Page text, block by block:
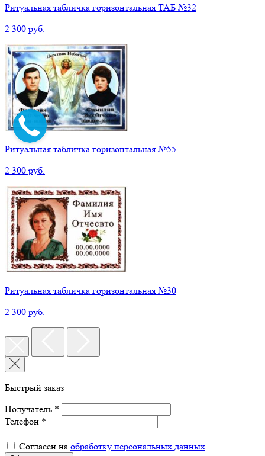
Ритуальная табличка горизонтальная ТАБ №32
2 300 руб.
Ритуальная табличка горизонтальная №55
2 300 руб.
Ритуальная табличка горизонтальная №30
2 300 руб.
Быстрый заказ
Получатель *
Телефон *
Согласен на обработку персональных данных